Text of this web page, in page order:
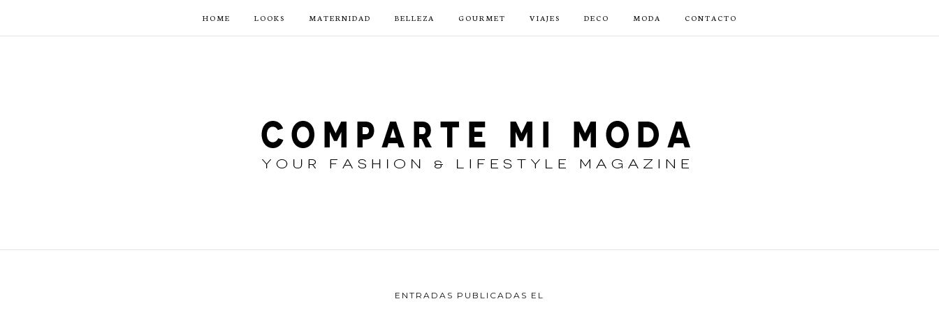
HOME LOOKS MATERNIDAD BELLEZA GOURMET VIAJES DECO MODA CONTACTO
ENTRADAS PUBLICADAS EL